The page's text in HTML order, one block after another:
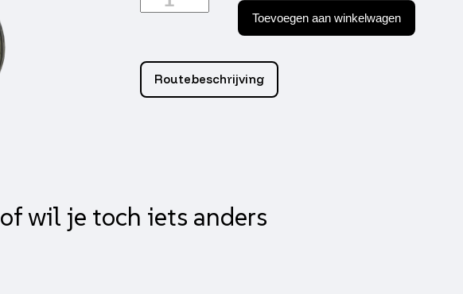
Enzo
Toevoegen aan winkelwagen
Routebeschrijving
of wil je toch iets anders